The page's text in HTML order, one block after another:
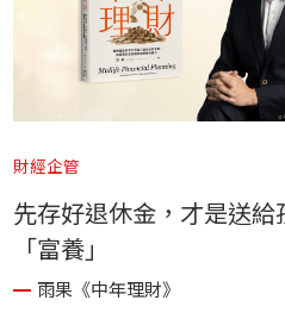
財經企管
先存好退休金，才是送給
「富養」
雨果《中年理財》